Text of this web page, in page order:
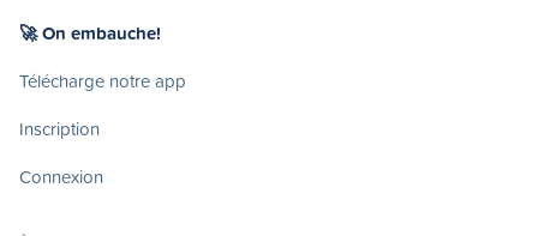
🚀 On embauche!
Télécharge notre app
Inscription
Connexion